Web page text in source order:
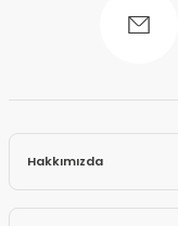
Hakkımızda